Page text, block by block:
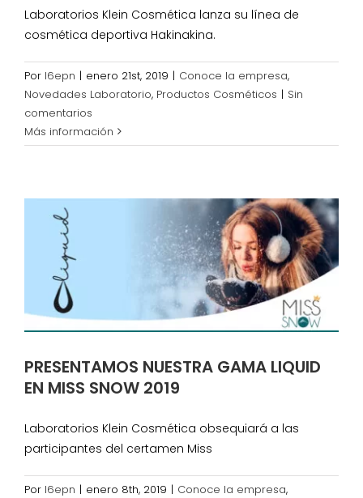
Laboratorios Klein Cosmética lanza su línea de
cosmética deportiva Hakinakina.
Por l6epn | enero 21st, 2019 | Conoce la empresa,
Novedades Laboratorio, Productos Cosméticos | Sin
comentarios
Más información
PRESENTAMOS NUESTRA GAMA LIQUID
EN MISS SNOW 2019
Laboratorios Klein Cosmética obsequiará a las
participantes del certamen Miss
Por l6epn | enero 8th, 2019 | Conoce la empresa,